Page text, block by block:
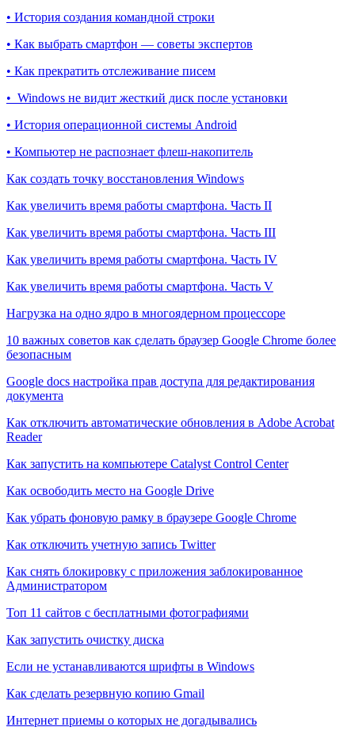
• История создания командной строки
• Как выбрать смартфон — советы экспертов
• Как прекратить отслеживание писем
• Windows не видит жесткий диск после установки
• История операционной системы Android
• Компьютер не распознает флеш-накопитель
Как создать точку восстановления Windows
Как увеличить время работы смартфона. Часть II
Как увеличить время работы смартфона. Часть III
Как увеличить время работы смартфона. Часть IV
Как увеличить время работы смартфона. Часть V
Нагрузка на одно ядро в многоядерном процессоре
10 важных советов как сделать браузер Google Chrome более
безопасным
Google docs настройка прав доступа для редактирования
документа
Как отключить автоматические обновления в Adobe Acrobat
Reader
Как запустить на компьютере Catalyst Control Center
Как освободить место на Google Drive
Как убрать фоновую рамку в браузере Google Chrome
Как отключить учетную запись Twitter
Как снять блокировку с приложения заблокированное
Администратором
Топ 11 сайтов с бесплатными фотографиями
Как запустить очистку диска
Если не устанавливаются шрифты в Windows
Как сделать резервную копию Gmail
Интернет приемы о которых не догадывались